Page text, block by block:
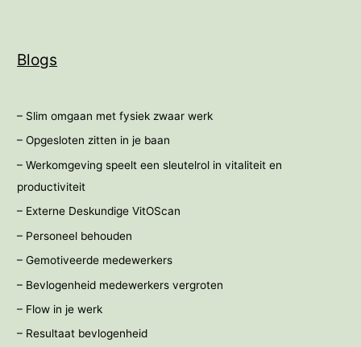
Blogs
– Slim omgaan met fysiek zwaar werk
– Opgesloten zitten in je baan
– Werkomgeving speelt een sleutelrol in vitaliteit en
productiviteit
– Externe Deskundige VitOScan
– Personeel behouden
– Gemotiveerde medewerkers
– Bevlogenheid medewerkers vergroten
– Flow in je werk
– Resultaat bevlogenheid